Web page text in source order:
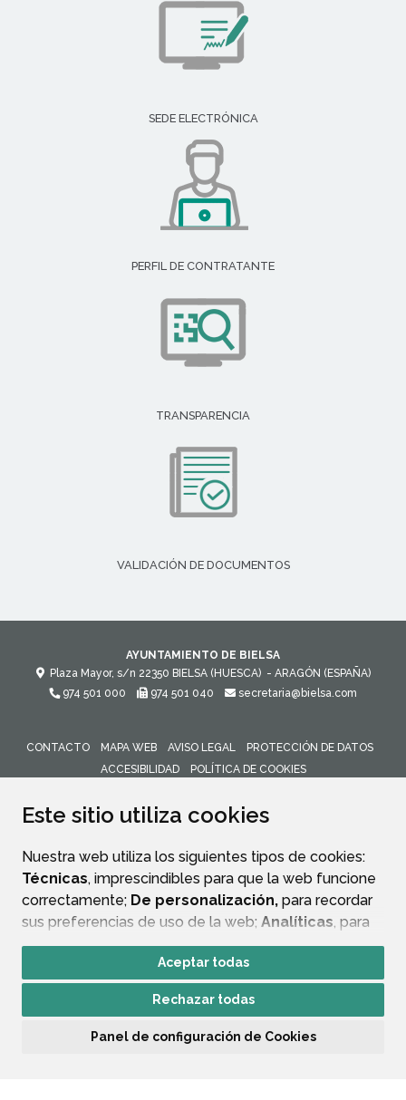
Este sitio utiliza cookies
Nuestra web utiliza los siguientes tipos de cookies:
Técnicas, imprescindibles para que la web funcione
correctamente; De personalización, para recordar
sus preferencias de uso de la web; Analíticas, para
mejorar el funcionamiento de la web y sus servicios.
Si acepta pulsando el botón“Aceptar todas”
consideramos que acepta su uso. Si pulsa el botón
ninguna acción, se guardarán las cookies técnicas
Aceptar todas
Rechazar todas
Panel de configuración de Cookies
SEDE ELECTRÓNICA
PERFIL DE CONTRATANTE
TRANSPARENCIA
VALIDACIÓN DE DOCUMENTOS
AYUNTAMIENTO DE BIELSA
Plaza Mayor, s/n 22350 BIELSA (HUESCA) - ARAGÓN (ESPAÑA)
974 501 000
974 501 040 secretaria@bielsa.com
CONTACTO MAPA WEB AVISO LEGAL
PROTECCIÓN DE DATOS
ACCESIBILIDAD
POLÍTICA DE COOKIES